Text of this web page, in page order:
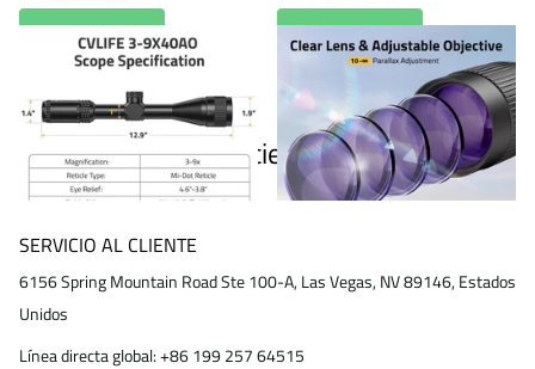
Ver opciones Ver opciones
Productos vistos recientemente
SERVICIO AL CLIENTE
6156 Spring Mountain Road Ste 100-A, Las Vegas, NV 89146, Estados
Unidos
Línea directa global: +86 199 257 64515